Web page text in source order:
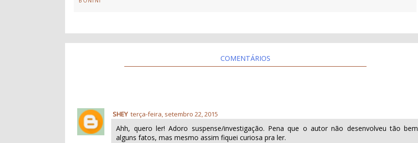
COMENTÁRIOS
SHEY terça-feira, setembro 22, 2015
Ahh, quero ler! Adoro suspense/investigação. Pena que o autor não desenvolveu tão bem
alguns fatos, mas mesmo assim fiquei curiosa pra ler.